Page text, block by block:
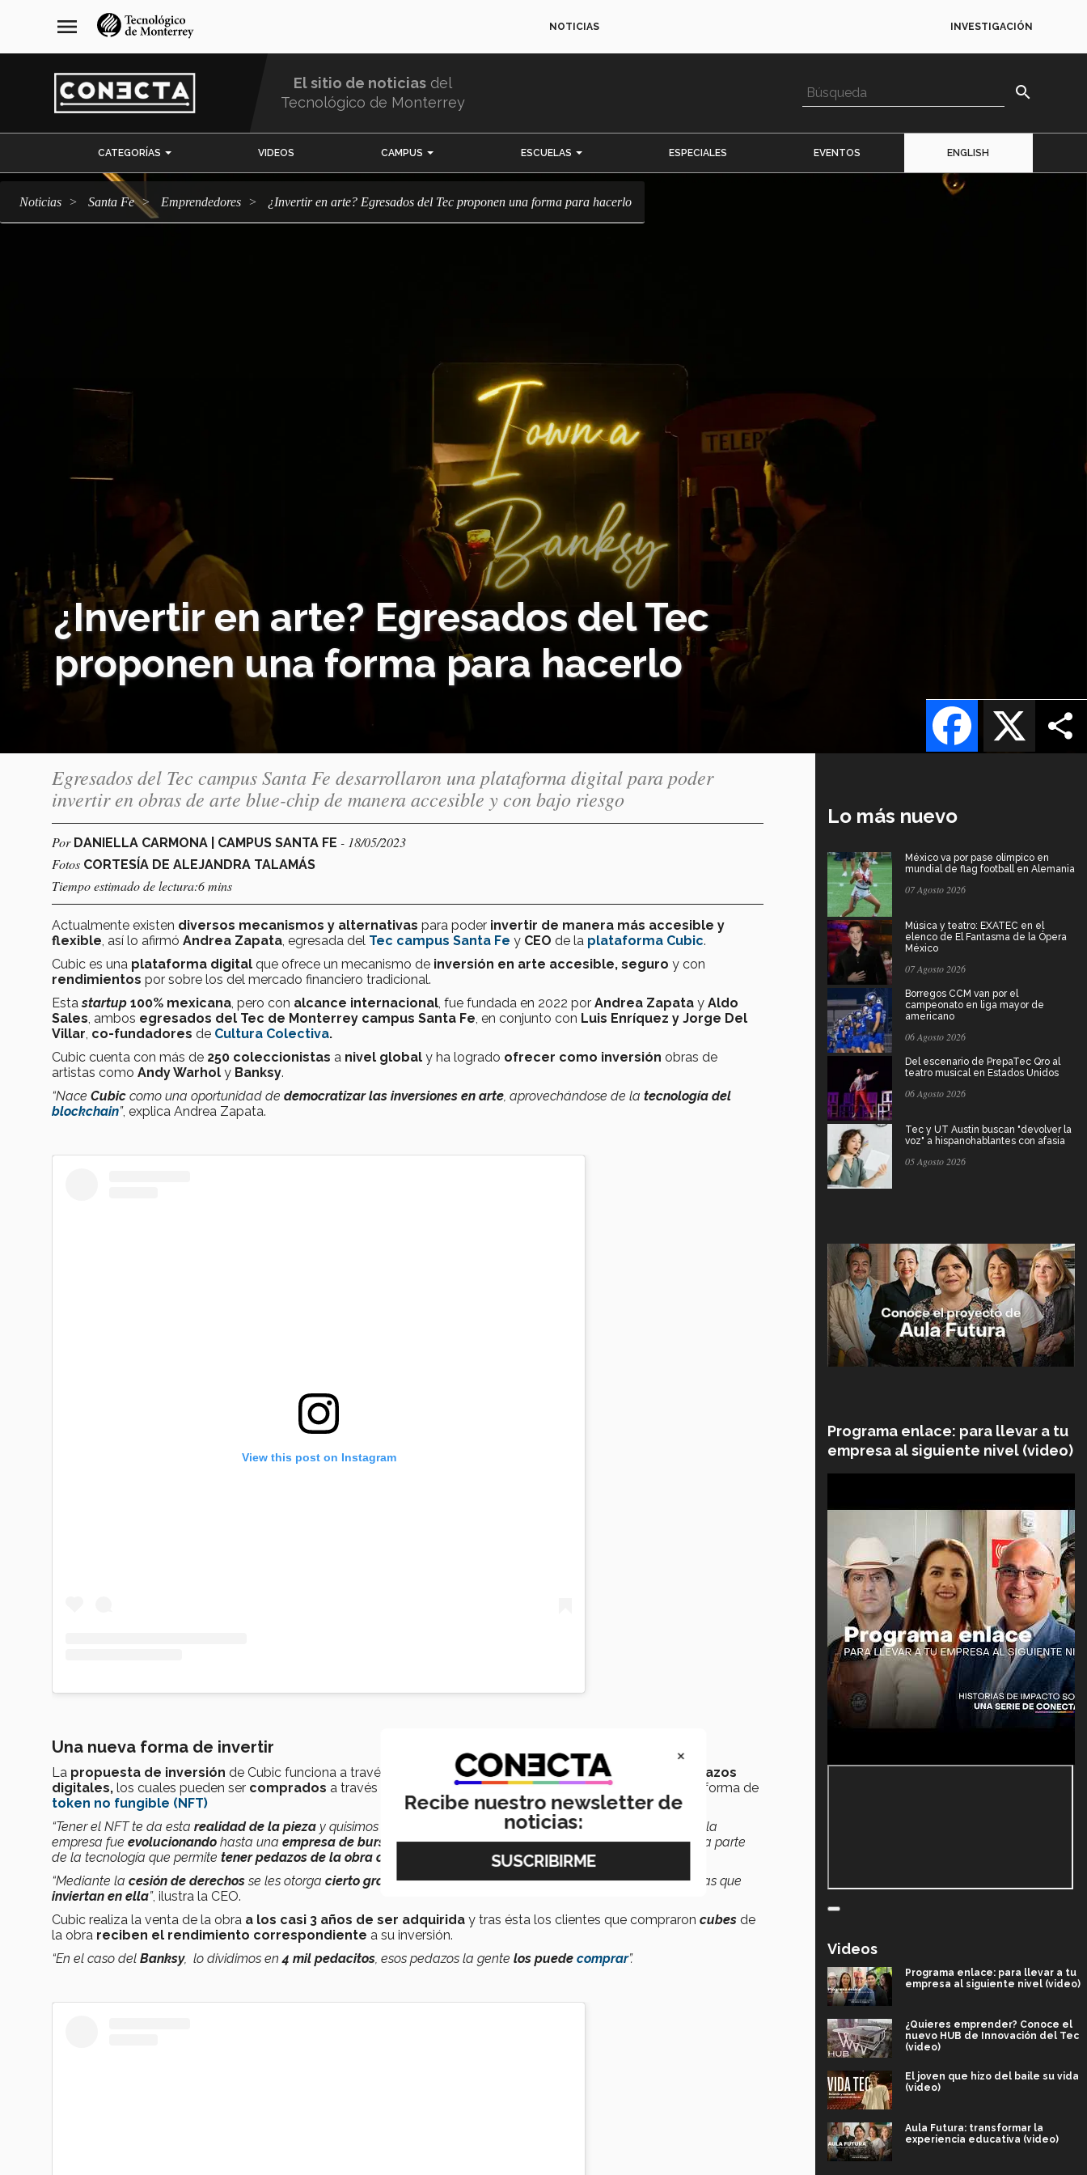
navegación
principal
menu NOTICIAS INVESTIGACIÓN
El sitio de noticias del
Tecnológico de Monterrey
search
CATEGORÍAS VIDEOS CAMPUS ESCUELAS ESPECIALES EVENTOS ENGLISH
Noticias Santa Fe emprendedores ¿Invertir en arte? Egresados del Tec proponen una forma para hacerlo
¿Invertir en arte? Egresados del Tec
proponen una forma para hacerlo
X
Facebook
Egresados del Tec campus Santa Fe desarrollaron una plataforma digital para poder
invertir en obras de arte blue-chip de manera accesible y con bajo riesgo
Por DANIELLA CARMONA | CAMPUS SANTA FE - 18/05/2023
Fotos CORTESÍA DE ALEJANDRA TALAMÁS
Tiempo estimado de lectura:6 mins
Actualmente existen diversos mecanismos y alternativas para poder invertir de manera más accesible y
flexible , así lo afirmó Andrea Zapata , egresada del Tec campus Santa Fe y CEO de la plataforma Cubic.
Cubic es una plataforma digital que ofrece un mecanismo de inversión en arte accesible, seguro y con
rendimientos por sobre los del mercado financiero tradicional.
Estastartup 100% mexicana , pero con alcance internacional , fue fundada en 2022 por Andrea Zapata y Aldo
Sales , ambos egresados del Tec de Monterrey campus Santa Fe , en conjunto con Luis Enríquez y Jorge Del
Villar co-fundadores de Cultura Colectiva.
Cubic cuenta con más de 250 coleccionistas a nivel global y ha logrado ofrecer como inversión obras de
artistas como Andy Warhol y Banksy.
“Nace Cubic como una oportunidad de democratizar las inversiones en arte , aprovechándose de la tecnología del
blockchain”, explica Andrea Zapata.
View this post on Instagram
Una nueva forma de invertir
La propuesta de inversión de Cubic funciona a través de piezas de arte blue-chip, fragmentadas en
pedazos
digitales, los cuales pueden ser comprados a través de la página webyadquiridos por los clientes
en forma de
token no fungible (NFT)
“Tener el NFT te da esta realidad de la pieza y quisimos aprovechar esta tecnología paradividir las obras
, pero la
empresa fue evolucionando hasta una empresa de bursatilización del arte, entonces nos quedamos solo con la parte
de la tecnología que permite tener pedazos de la obra original trazables”.
“Mediante la cesión de derechosse les otorga cierto grado o porcentajedepropiedad de la obraa las personas que
inviertan en ella”, ilustra la CEO.
Cubic realiza la venta de la obra a los casi 3 años de ser adquirida y tras ésta los clientes que compraron cubes de
la obra reciben el rendimiento correspondiente a su inversión.
“En el caso del Banksy, lo dividimos en4 mil pedacitos , esos pedazos la gente los puede comprar”.
Lo más nuevo
México va por pase olímpico en
mundial de flag football en Alemania
07 Agosto 2026
Música y teatro: EXATEC en el
elenco de El Fantasma de la Ópera
México
07 Agosto 2026
Borregos CCM van por el
campeonato en liga mayor de
americano
06 Agosto 2026
Del escenario de PrepaTec Qro al
teatro musical en Estados Unidos
06 Agosto 2026
Tec y UT Austin buscan "devolver la
voz" a hispanohablantes con afasia
05 Agosto 2026
Programa enlace: para llevar a tu
empresa al siguiente nivel (video)
Videos
Programa enlace: para llevar a tu
empresa al siguiente nivel (video)
¿Quieres emprender? Conoce el
nuevo HUB de Innovación del Tec
(video)
El joven que hizo del baile su vida
(video)
Aula Futura: transformar la
experiencia educativa (video)
×
Recibe nuestro newsletter de
noticias: